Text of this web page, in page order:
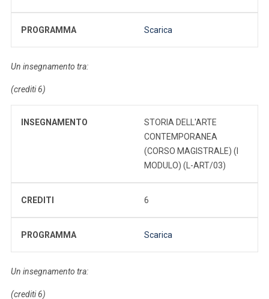
PROGRAMMA Scarica
Un insegnamento tra:
(crediti 6)
INSEGNAMENTO
STORIA DELL'ARTE
CONTEMPORANEA
(CORSO MAGISTRALE) (I
MODULO) (L-ART/03)
CREDITI 6
PROGRAMMA Scarica
Un insegnamento tra:
(crediti 6)